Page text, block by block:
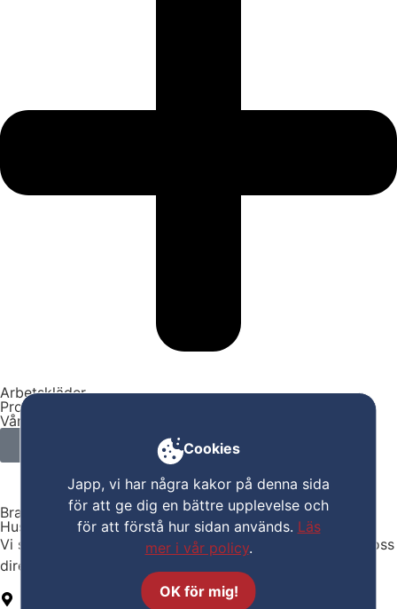
Arbetskläder
Profiltryck
Vår butik
Bra val!
Husqvarna Automower® 550 EPOS® är grym.
Vi säljer alla våra maskiner på plats i butiken. Kontakta oss
direkt så är den snart din.
Bryggavägen 101A, Ekerö
Cookies
Japp, vi har några kakor på denna sida
för att ge dig en bättre upplevelse och
för att förstå hur sidan används. Läs
mer i vår policy.
OK för mig!